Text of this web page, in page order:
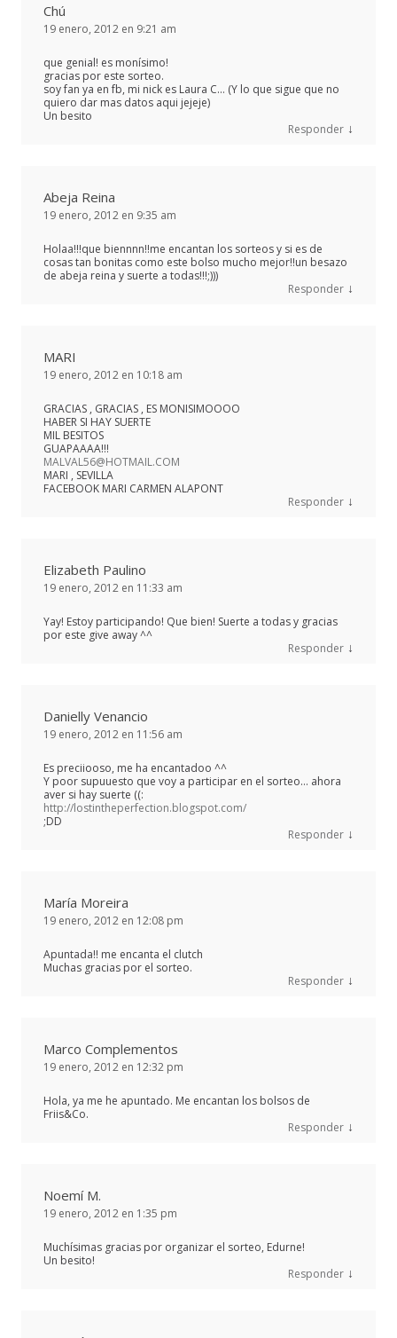
Chú
19 enero, 2012 en 9:21 am
que genial! es monísimo!
gracias por este sorteo.
soy fan ya en fb, mi nick es Laura C… (Y lo que sigue que no
quiero dar mas datos aqui jejeje)
Un besito
Responder ↓
Abeja Reina
19 enero, 2012 en 9:35 am
Holaa!!!que biennnn!!me encantan los sorteos y si es de
cosas tan bonitas como este bolso mucho mejor!!un besazo
de abeja reina y suerte a todas!!!;)))
Responder ↓
MARI
19 enero, 2012 en 10:18 am
GRACIAS , GRACIAS , ES MONISIMOOOO
HABER SI HAY SUERTE
MIL BESITOS
GUAPAAAA!!!
MALVAL56@HOTMAIL.COM
MARI , SEVILLA
FACEBOOK MARI CARMEN ALAPONT
Responder ↓
Elizabeth Paulino
19 enero, 2012 en 11:33 am
Yay! Estoy participando! Que bien! Suerte a todas y gracias
por este give away ^^
Responder ↓
Danielly Venancio
19 enero, 2012 en 11:56 am
Es preciiooso, me ha encantadoo ^^
Y poor supuuesto que voy a participar en el sorteo… ahora
aver si hay suerte ((:
http://lostintheperfection.blogspot.com/
;DD
Responder ↓
María Moreira
19 enero, 2012 en 12:08 pm
Apuntada!! me encanta el clutch
Muchas gracias por el sorteo.
Responder ↓
Marco Complementos
19 enero, 2012 en 12:32 pm
Hola, ya me he apuntado. Me encantan los bolsos de
Friis&Co.
Responder ↓
Noemí M.
19 enero, 2012 en 1:35 pm
Muchísimas gracias por organizar el sorteo, Edurne!
Un besito!
Responder ↓